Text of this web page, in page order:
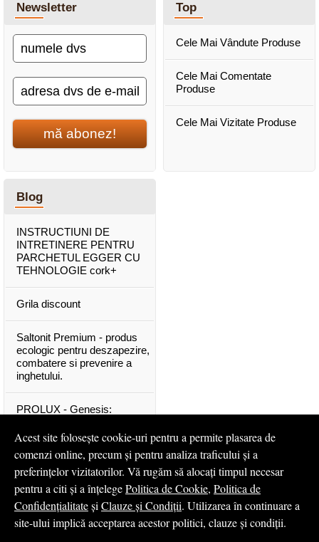
Newsletter
mă abonez!
Top
Cele Mai Vândute Produse
Cele Mai Comentate
Produse
Cele Mai Vizitate Produse
Blog
INSTRUCTIUNI DE
INTRETINERE PENTRU
PARCHETUL EGGER CU
TEHNOLOGIE cork+
Grila discount
Saltonit Premium - produs
ecologic pentru deszapezire,
combatere si prevenire a
inghetului.
PROLUX - Genesis:
calitate superioara
Mascota PROLUX Genesis
...toate articolele & ştirile
© 2008 - 2026 S.C. Profilux S.A.
Acest site folosește cookie-uri pentru a permite plasarea de
comenzi online, precum și pentru analiza traficului și a
preferințelor vizitatorilor. Vă rugăm să alocați timpul necesar
pentru a citi și a înțelegePolitica de Cookie, Politica de
Confidențialitateși Clauze și Condiții. Utilizarea în continuare a
site-ului implică acceptarea acestor politici, clauze și condiții.